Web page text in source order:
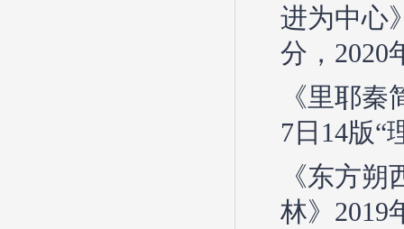
进为中心
分，2020
《里耶
7日14版“
《东方
林》2019